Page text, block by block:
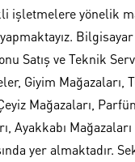
işletmelere yönelik
Satış ve Teknik
Giyim Mağazaları,
Mağazaları,
Ayakkabı
yer almaktadır.